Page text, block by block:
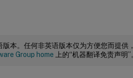
本。任何非英语版本仅为方便您而提供
Group home 上的“机器翻译免责声明”